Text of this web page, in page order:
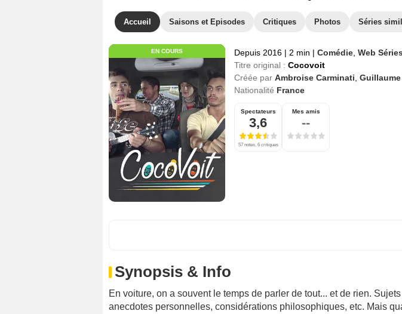
Accueil Saisons et Episodes Critiques Photos Séries
EN COURS Depuis 2016 | 2 min | Comédie Web Séries
Titre original : Cocovoit
Créée par Ambroise Carminati
Nationalité France
Spectateurs
3,6
57 notes, 6 critiques
Mes amis
--
Synopsis & Info
En voiture, on a souvent le temps de parler de tout... et de rien.
anecdotes personnelles, considérations philosophiques, etc. Mais